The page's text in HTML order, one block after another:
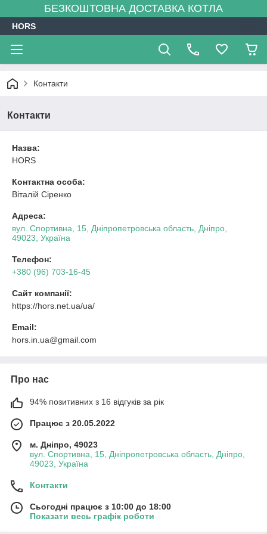
БЕЗКОШТОВНА ДОСТАВКА КОТЛА
HORS
Контакти
Контакти
Назва:
HORS
Контактна особа:
Віталій Сіренко
Адреса:
вул. Спортивна, 15, Дніпропетровська область, Дніпро,
49023, Україна
Телефон:
+380 (96) 703-16-45
Сайт компанії:
https://hors.net.ua/ua/
Email:
hors.in.ua@gmail.com
Про нас
94% позитивних з 16 відгуків за рік
Працює з 20.05.2022
м. Дніпро, 49023
вул. Спортивна, 15, Дніпропетровська область, Дніпро,
49023, Україна
Контакти
Сьогодні працює з 10:00 до 18:00
Показати весь графік роботи